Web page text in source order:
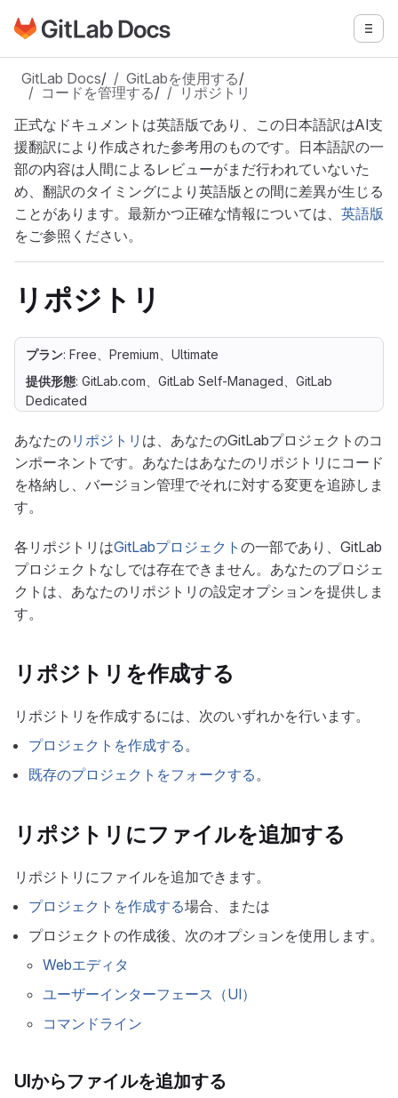
メインコンテンツにスキップ
GitLabドキュメントのホームページに移動 メニ
GitLab Docs/ GitLabを使用する/
コードを管理する/
リポジトリ
正式なドキュメントは英語版であり、この日本語訳はAI支
援翻訳により作成された参考用のものです。日本語訳の一
部の内容は人間によるレビューがまだ行われていないた
め、翻訳のタイミングにより英語版との間に差異が生じる
ことがあります。最新かつ正確な情報については、 英語版
をご参照ください。
リポジトリ
プラン: Free、Premium、Ultimate
提供形態: GitLab.com、GitLab Self-Managed、GitLab
Dedicated
あなたのリポジトリ は、あなたのGitLabプロジェクトのコ
ンポーネントです。あなたはあなたのリポジトリにコード
を格納し、バージョン管理でそれに対する変更を追跡しま
す。
各リポジトリはGitLabプロジェクト の一部であり、GitLab
プロジェクトなしでは存在できません。あなたのプロジェ
クトは、あなたのリポジトリの設定オプションを提供しま
す。
リポジトリを作成する
リポジトリを作成するには、次のいずれかを行います。
プロジェクトを作成する。
既存のプロジェクトをフォークする。
リポジトリにファイルを追加する
リポジトリにファイルを追加できます。
プロジェクトを作成する場合、または
プロジェクトの作成後、次のオプションを使用します。
Webエディタ
ユーザーインターフェース（UI）
コマンドライン
UIからファイルを追加する